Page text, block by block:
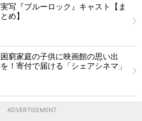
実写『ブルーロック』キャスト【ま
とめ】
困窮家庭の子供に映画館の思い出
を！寄付で届ける「シェアシネマ」
ADVERTISEMENT